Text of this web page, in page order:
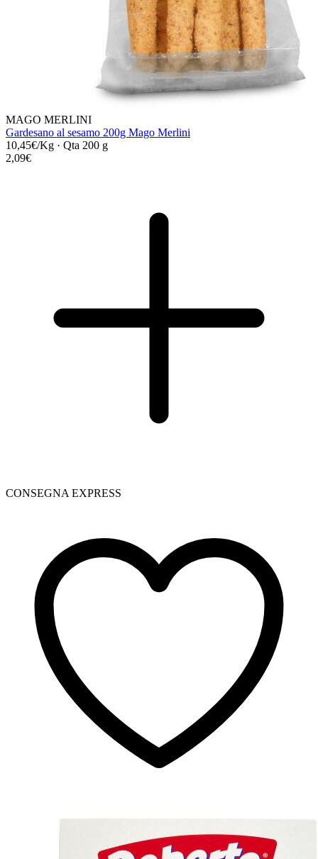
MAGO MERLINI
Gardesano al sesamo 200g Mago Merlini
10,45€/Kg · Qta 200 g
2,09€
CONSEGNA EXPRESS